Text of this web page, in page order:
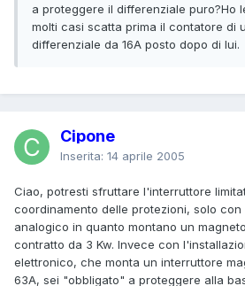
a proteggere il differenziale puro?Ho
molti casi scatta prima il contatore di
differenziale da 16A posto dopo di lui.
Cipone
Inserita: 14 aprile 2005
Ciao, potresti sfruttare l'interruttore
coordinamento delle protezioni, solo
analogico in quanto montano un
contratto da 3 Kw. Invece con
elettronico, che monta un interruttore
63A, sei "obbligato" a proteggere alla